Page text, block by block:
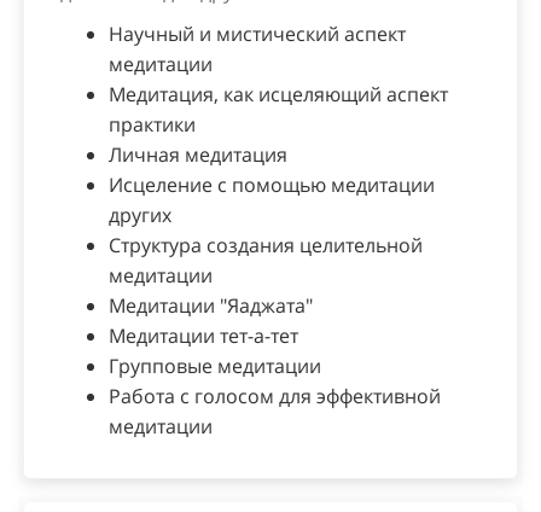
Научный и мистический аспект
медитации
Медитация, как исцеляющий аспект
практики
Личная медитация
Исцеление с помощью медитации
других
Структура создания целительной
медитации
Медитации "Яаджата"
Медитации тет-а-тет
Групповые медитации
Работа с голосом для эффективной
медитации